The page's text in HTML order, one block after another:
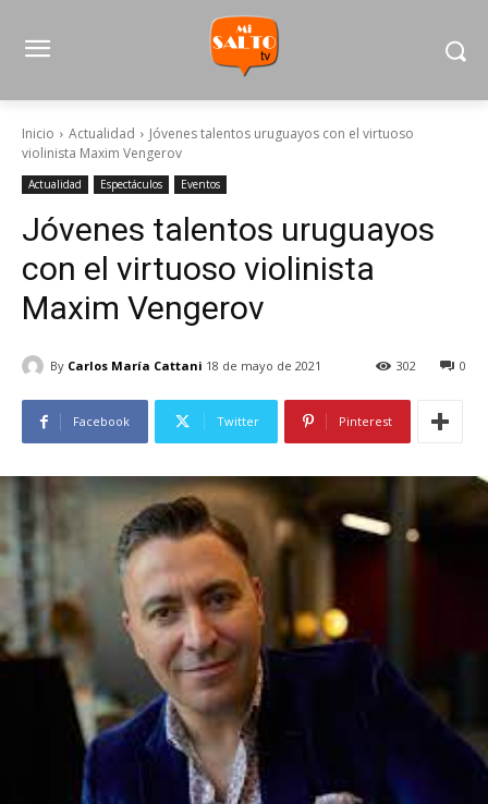
Inicio Actualidad
Jóvenes talentos uruguayos con el virtuoso
violinista Maxim Vengerov
Actualidad Espectáculos Eventos
Jóvenes talentos uruguayos
con el virtuoso violinista
Maxim Vengerov
By Carlos María Cattani 18 de mayo de 2021 0
302
Facebook Twitter Pinterest